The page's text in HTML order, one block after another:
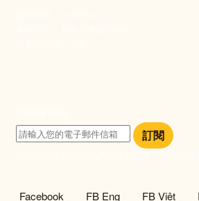
訂閱
社群選單
Facebook FB Eng FB Việt